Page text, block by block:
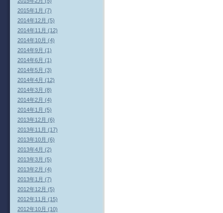
2015年1月 (7)
2014年12月 (5)
2014年11月 (12)
2014年10月 (4)
2014年9月 (1)
2014年6月 (1)
2014年5月 (3)
2014年4月 (12)
2014年3月 (8)
2014年2月 (4)
2014年1月 (5)
2013年12月 (6)
2013年11月 (17)
2013年10月 (6)
2013年4月 (2)
2013年3月 (5)
2013年2月 (4)
2013年1月 (7)
2012年12月 (5)
2012年11月 (15)
2012年10月 (10)